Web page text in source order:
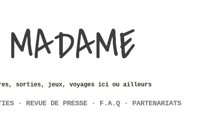
sorties, jeux, voyages ici ou ailleurs
REVUE DE PRESSE F.A.Q PARTENARIATS